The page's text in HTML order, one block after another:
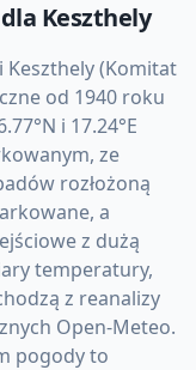
Keszthely
(Komitat
od 1940 roku
i 17.24°E
ze
rozłożoną
a
z dużą
temperatury,
z reanalizy
Open-Meteo.
pogody to